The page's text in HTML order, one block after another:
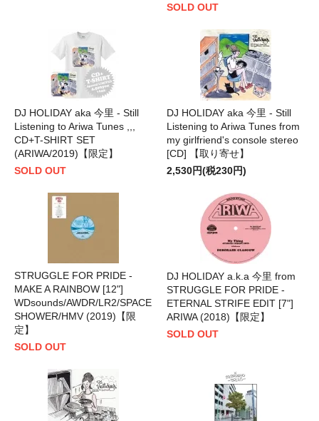
SOLD OUT
DJ HOLIDAY aka 今里 - Still
Listening to Ariwa Tunes ,,,
CD+T-SHIRT SET
(ARIWA/2019)【限定】
SOLD OUT
DJ HOLIDAY aka 今里 - Still
Listening to Ariwa Tunes from
my girlfriend's console stereo
[CD] 【取り寄せ】
2,530円(税230円)
STRUGGLE FOR PRIDE -
MAKE A RAINBOW [12"]
WDsounds/AWDR/LR2/SPACE
SHOWER/HMV (2019)【限
定】
SOLD OUT
DJ HOLIDAY a.k.a 今里 from
STRUGGLE FOR PRIDE -
ETERNAL STRIFE EDIT [7"]
ARIWA (2018)【限定】
SOLD OUT